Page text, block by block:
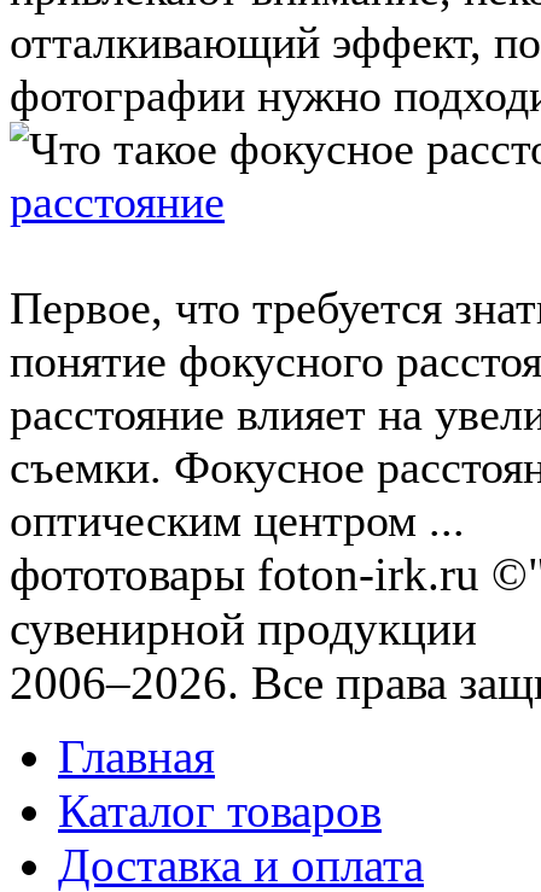
отталкивающий эффект,
фотографии нужно
расстояние
Первое, что требуется
понятие фокусного
расстояние влияет на
съемки. Фокусное
оптическим центром ...
фототовары foton-irk.ru
сувенирной продукции
2006–2026. Все права
Главная
Каталог товаров
Доставка и оплата